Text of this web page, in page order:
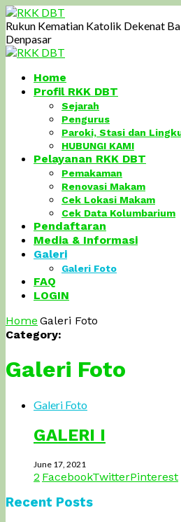
Rukun Kematian Katolik Dekenat
Denpasar
Home
Profil RKK DBT
Sejarah
Pengurus
Paroki, Stasi dan
HUBUNGI KAMI
Pelayanan RKK DBT
Pemakaman
Renovasi Makam
Cek Lokasi Makam
Cek Data Kolumbarium
Pendaftaran
Media & Informasi
Galeri
Galeri Foto
FAQ
LOGIN
Home Galeri Foto
Category:
Galeri Foto
Galeri Foto
GALERI I
June 17, 2021
2 FacebookTwitterPinterest
Recent Posts